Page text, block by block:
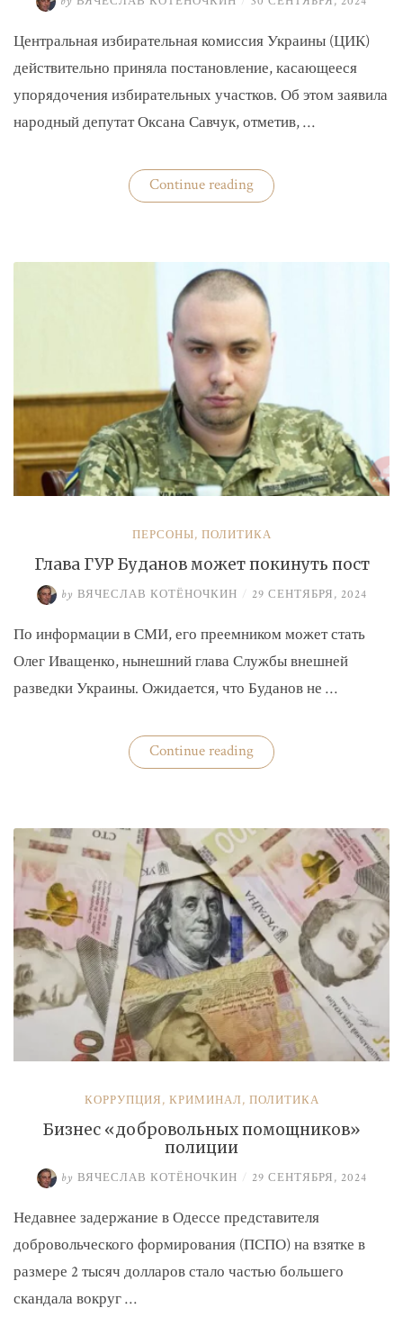
Центральная избирательная комиссия Украины (ЦИК)
действительно приняла постановление, касающееся
упорядочения избирательных участков. Об этом заявила
народный депутат Оксана Савчук, отметив, …
Continue reading«ЦИК
готовится
ПЕРСОНЫ, ПОЛИТИКА
Глава ГУР Буданов может покинуть пост
by ВЯЧЕСЛАВ КОТЁНОЧКИН / 29 СЕНТЯБРЯ, 2024
По информации в СМИ, его преемником может стать
Олег Иващенко, нынешний глава Службы внешней
разведки Украины. Ожидается, что Буданов не …
Continue reading«Глава
ГУР
пост»
КОРРУПЦИЯ, КРИМИНАЛ, ПОЛИТИКА
Бизнес «добровольных помощников»
полиции
by ВЯЧЕСЛАВ КОТЁНОЧКИН / 29 СЕНТЯБРЯ, 2024
Недавнее задержание в Одессе представителя
добровольческого формирования (ПСПО) на взятке в
размере 2 тысяч долларов стало частью большего
скандала вокруг …